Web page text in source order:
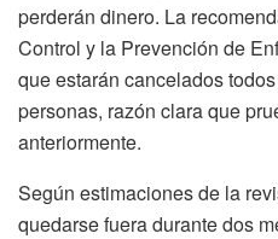
perderán dinero. La
Control y la Prevención de
que estarán cancelados
personas, razón clara que
anteriormente.
Según estimaciones de la
quedarse fuera durante dos